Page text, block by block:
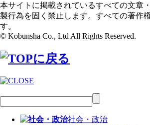
本サイトに掲載されているすべての文章
製行為を固く禁止します。すべての著作
す。
© Kobunsha Co., Ltd All Rights Reserved.
社会・政治